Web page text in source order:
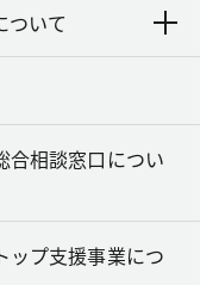
ついて
合相談窓口につい
ップ支援事業につ